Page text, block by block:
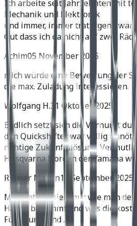
Ich arbeite seit Jahrzehnten mit
Mechanik und Elektronik
und immer, immer trat irgend
Gut dass ich da nicht auf zwei
Achim05 November 2025
mich würde eine Bewertung der
die max. Zuladung interessieren.
Wolfgang H.31 Oktober 2025
Endlich setzt sich die Vernunft
den Quickshifter war völlig
richtige Zukunftslösung.
Husqvarna Norden der Yamaha
Rhyner Martin11 September 2025
Mich interessiert nur wie man
Hause bekommt und was die
Fünzirung sind .